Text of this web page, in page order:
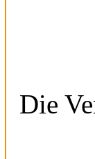
Die